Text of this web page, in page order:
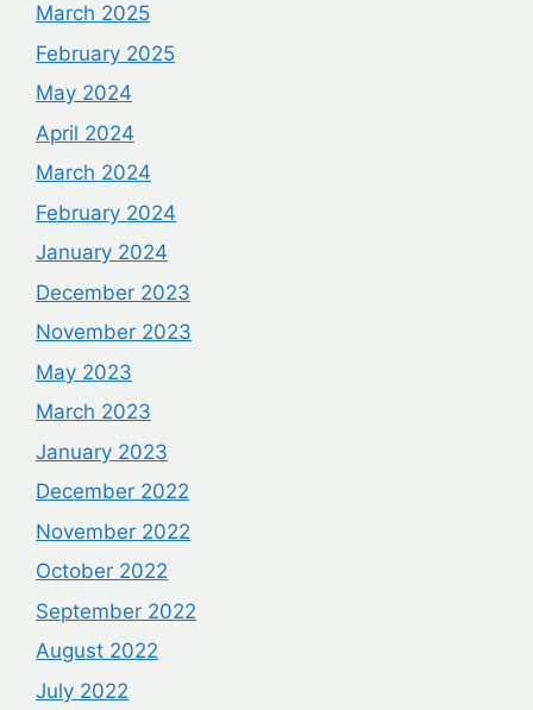
March 2025
February 2025
May 2024
April 2024
March 2024
February 2024
January 2024
December 2023
November 2023
May 2023
March 2023
January 2023
December 2022
November 2022
October 2022
September 2022
August 2022
July 2022